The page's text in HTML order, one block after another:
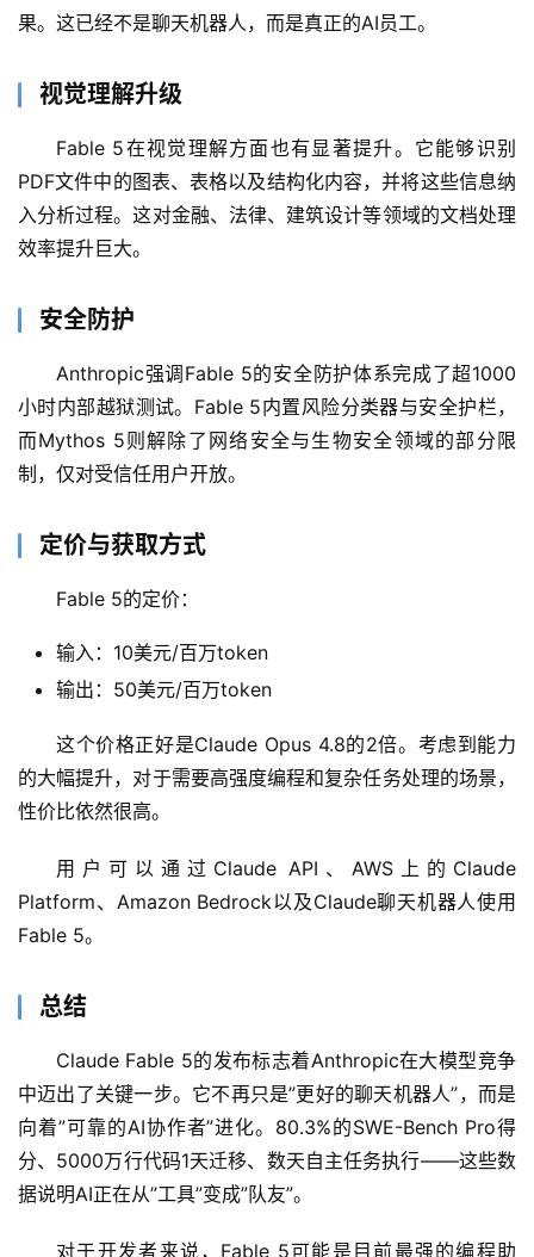
目
行
好
教
程
架
告
果。这已经不是聊天机器人，而是真正的AI员工。
视觉理解升级
Fable 5在视觉理解方面也有显著提升。它能够识别
PDF文件中的图表、表格以及结构化内容，并将这些信息纳
入分析过程。这对金融、法律、建筑设计等领域的文档处理
效率提升巨大。
安全防护
Anthropic强调Fable 5的安全防护体系完成了超1000
小时内部越狱测试。Fable 5内置风险分类器与安全护栏，
而Mythos 5则解除了网络安全与生物安全领域的部分限
制，仅对受信任用户开放。
定价与获取方式
Fable 5的定价：
输入：10美元/百万token
输出：50美元/百万token
这个价格正好是Claude Opus 4.8的2倍。考虑到能力
的大幅提升，对于需要高强度编程和复杂任务处理的场景，
性价比依然很高。
用户可以通过Claude API、AWS上的Claude
Platform、Amazon Bedrock以及Claude聊天机器人使用
Fable 5。
总结
Claude Fable 5的发布标志着Anthropic在大模型竞争
中迈出了关键一步。它不再只是”更好的聊天机器人”，而是
向着”可靠的AI协作者”进化。80.3%的SWE-Bench Pro得
分、5000万行代码1天迁移、数天自主任务执行——这些数
据说明AI正在从”工具”变成”队友”。
对于开发者来说，Fable 5可能是目前最强的编程助